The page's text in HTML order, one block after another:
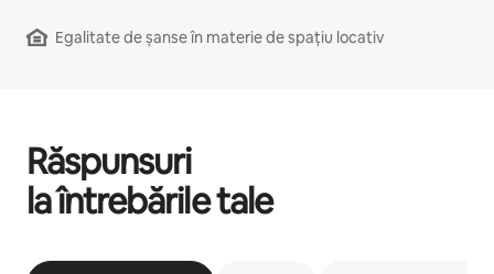
Egalitate de șanse în materie de spațiu locativ
Răspunsuri
la întrebările tale